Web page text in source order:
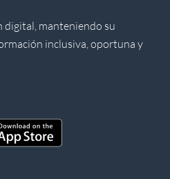
digital, manteniendo su
inclusiva, oportuna y